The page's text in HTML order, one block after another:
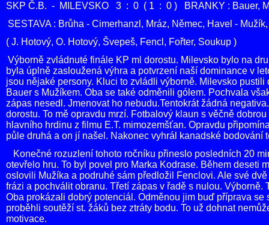
SKP Č.B. - MILEVSKO 3 : 0 ( 1 : 0 ) BRANKY : Bauer,
SESTAVA : Brůha - Cimerhanzl, Mráz, Němec, Havel -
( J. Hotový, O. Hotový, Švepeš, Fencl, Fořter, Soukup )
Výborně zvládnuté finále KP ml dorostu. Milevsko bylo na
byla úplně zasloužená výhra a potvrzení naší dominance v
jsou nějaké persony. Kluci to zvládli výborně. Milevsko
Bauer s Mužíkem. Oba se také odměnili gólem. Pochvala
zápas nesedl. Jmenovat ho nebudu.Tentokrát žádná
dorostu. To mě opravdu mrzí. Fotbalový klaun s věčně
hlavního hrdinu z filmu E.T. mimozemšťan. Opravdu
půle druhá a on jí našel. Nakonec vyhrál kanadské bodování
Konečné rozuzlení tohoto ročníku přineslo posledních 20
otevřelo hru. To byl povel pro Marka Kodrase. Během deseti
oslovili Mužíka a podruhé sám předložil Fenclovi. Ale své
frázi a pochválit obranu. Třetí zápas v řadě s nulou.
Oba prokázali dobrý potenciál. Odměnou jim buď příprava
proběhli soutěží st. žáků bez ztráty bodu. To už dohnat
motivace.